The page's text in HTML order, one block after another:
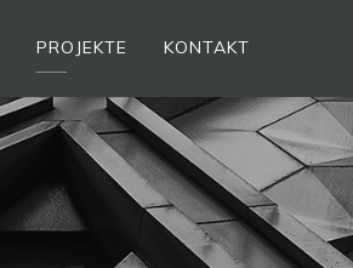
PROJEKTE KONTAKT